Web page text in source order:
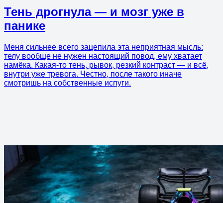
Тень дрогнула — и мозг уже в
панике
Меня сильнее всего зацепила эта неприятная мысль:
телу вообще не нужен настоящий повод, ему хватает
намёка. Какая-то тень, рывок, резкий контраст — и всё,
внутри уже тревога. Честно, после такого иначе
смотришь на собственные испуги.